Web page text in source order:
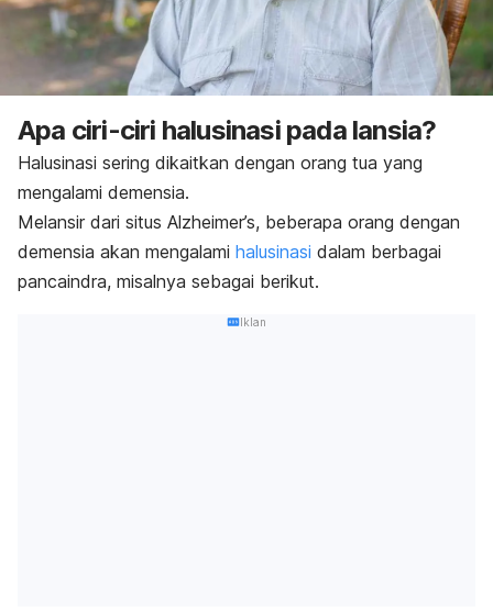
Apa ciri-ciri halusinasi pada lansia?
Halusinasi sering dikaitkan dengan orang tua yang
mengalami demensia.
Melansir dari situs Alzheimer’s, beberapa orang dengan
demensia akan mengalami halusinasi dalam berbagai
pancaindra, misalnya sebagai berikut.
Iklan